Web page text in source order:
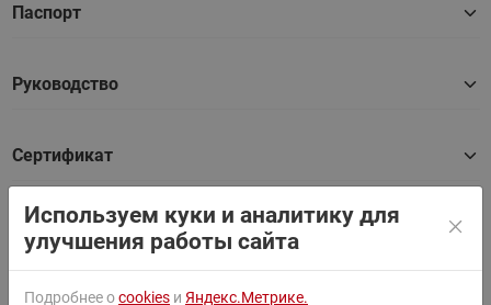
Паспорт
Руководство
Сертификат
Каталог
Используем куки и аналитику для
улучшения работы сайта
Подробнее оcookies и Яндекс.Метрике.